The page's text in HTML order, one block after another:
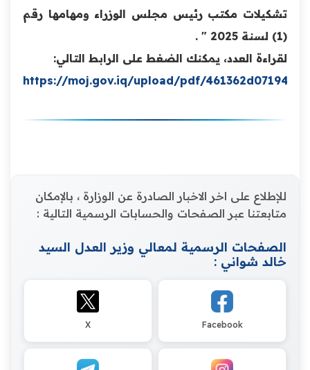
تشكيلات مكتب رئيس مجلس الوزراء ومهامها رقم
(1) لسنة 2025 " .
لقراءة العدد، يمكنك الضغط على الرابط التالي:
https://moj.gov.iq/upload/pdf/
للإطلاع على اخر الاخبار الصادرة عن الوزارة ، بالإمكان
متابعتنا عبر الصفحات والحسابات الرسمية التالية :
الصفحات الرسمية لمعالي وزير العدل السيد
خالد شواني :
Facebook
X